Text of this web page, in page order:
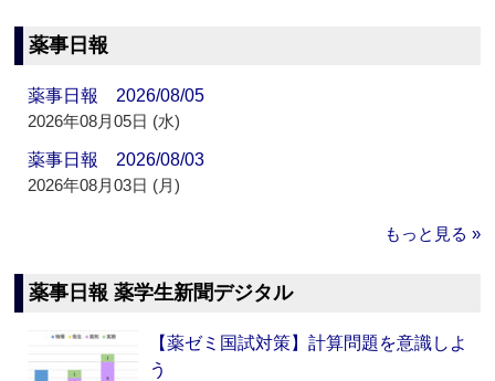
薬事日報
薬事日報 2026/08/05
2026年08月05日 (水)
薬事日報 2026/08/03
2026年08月03日 (月)
もっと見る »
薬事日報 薬学生新聞デジタル
【薬ゼミ国試対策】計算問題を意識しよ
う